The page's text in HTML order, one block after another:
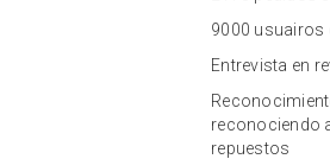
9000
Entrevista en
reconociendo
repuestos